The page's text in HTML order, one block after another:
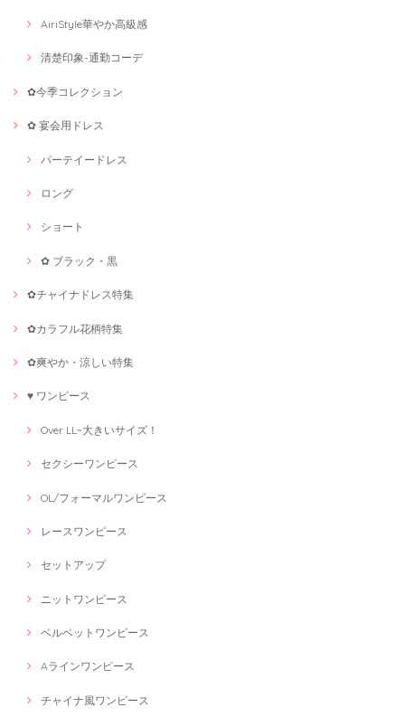
AiriStyle華やか高級感
清楚印象-通勤コーデ
✿今季コレクション
✿ 宴会用ドレス
パーテイードレス
ロング
ショート
✿ ブラック・黒
✿チャイナドレス特集
✿カラフル花柄特集
✿爽やか・涼しい特集
♥ ワンピース
Over LL~大きいサイズ！
セクシーワンピース
OL/フォーマルワンピース
レースワンピース
セットアップ
ニットワンピース
ベルベットワンピース
Aラインワンピース
チャイナ風ワンピース